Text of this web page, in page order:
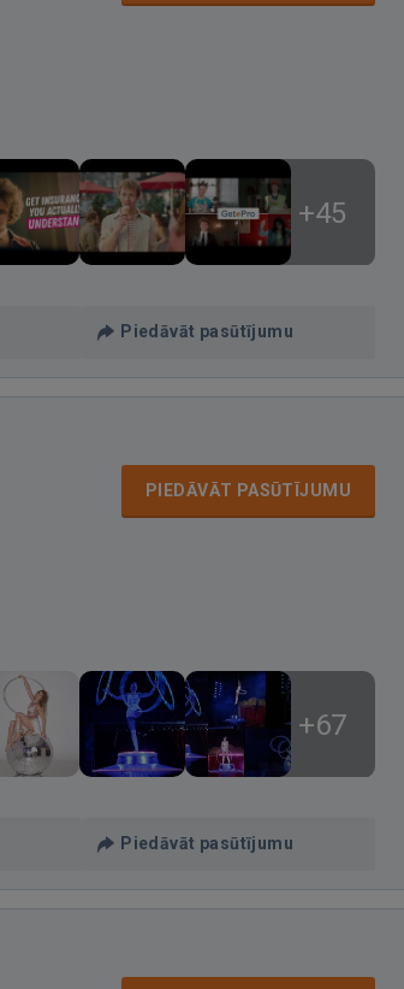
+45
Piedāvāt pasūtījumu
PIEDĀVĀT PASŪTĪJUMU
+67
Piedāvāt pasūtījumu